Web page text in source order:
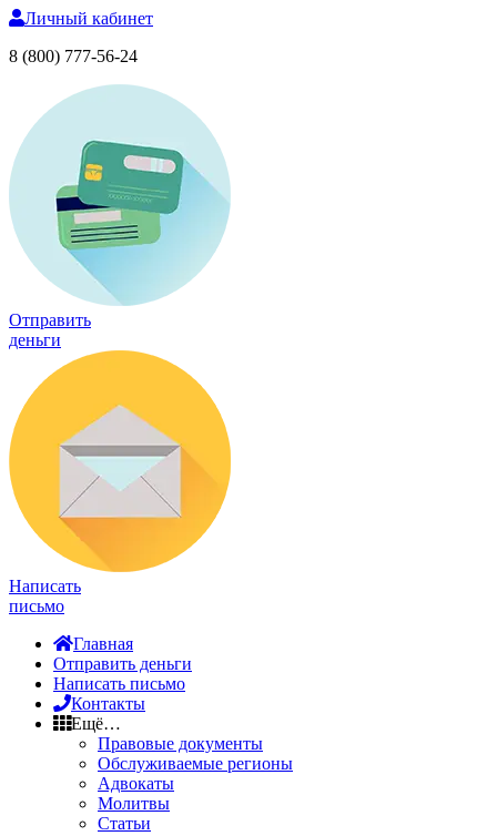
Личный кабинет
8 (800) 777-56-24
Отправить
деньги
Написать
письмо
Главная
Отправить деньги
Написать письмо
Контакты
Ещё…
Правовые документы
Обслуживаемые регионы
Адвокаты
Молитвы
Статьи